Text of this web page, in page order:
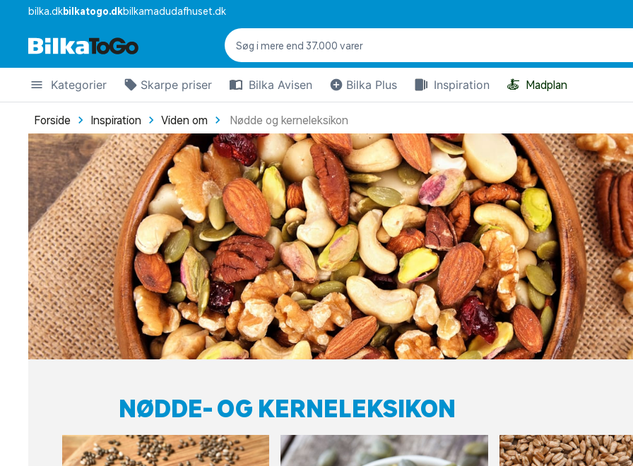
bilka.dkbilkatogo.dkbilkamadudafhuset.dk
Kategorier Skarpe priser Bilka Avisen Bilka Plus Inspiration 🍝 Madplan
Forside Inspiration Viden om Nødde og kerneleksikon
NØDDE- OG KERNELEKSIKON